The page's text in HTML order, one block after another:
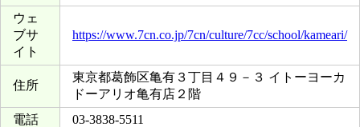
ウェ
ブサ
イト
https://www.7cn.co.jp/7cn/culture/7cc/school/kameari/
住所
東京都葛飾区亀有３丁目４９－３ イトーヨーカ
ドーアリオ亀有店２階
電話
03-3838-5511